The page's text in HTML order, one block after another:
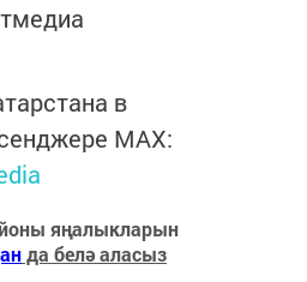
в
MАХ:
яңалыкларын
да белә аласыз